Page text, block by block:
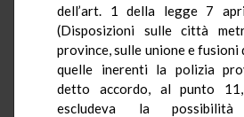
dell’art. 1 della legge 7
(Disposizioni sulle città
province, sulle unione e fusioni
quelle inerenti la polizia
detto accordo, al punto 11,
escludeva la